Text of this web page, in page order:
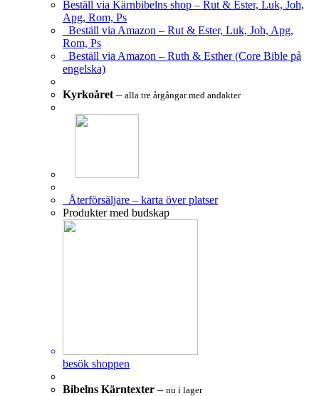
Beställ via Kärnbibelns shop – Rut & Ester, Luk, Joh,
Apg, Rom, Ps
Beställ via Amazon – Rut & Ester, Luk, Joh, Apg,
Rom, Ps
Beställ via Amazon – Ruth & Esther (Core Bible på
engelska)
Kyrkoåret – alla tre årgångar med andakter
Återförsäljare – karta över platser
Produkter med budskap
besök shoppen
Bibelns Kärntexter – nu i lager